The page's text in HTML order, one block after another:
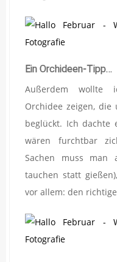
Ein Orchideen-Tipp…
Außerdem wollte
Orchidee zeigen,
beglückt. Ich dachte
wären furchtbar
Sachen muss man
tauchen statt
vor allem: den